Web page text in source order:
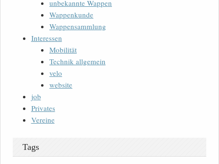
unbekannte Wappen
Wappenkunde
Wappensammlung
Interessen
Mobilität
Technik allgemein
velo
website
job
Privates
Vereine
Tags